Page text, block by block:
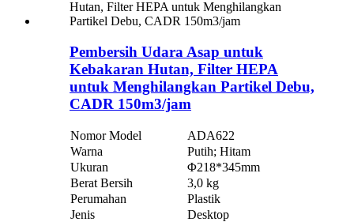
Pembersih Udara Asap untuk
Kebakaran Hutan, Filter HEPA
untuk Menghilangkan Partikel Debu,
CADR 150m3/jam
Nomor Model
ADA622
Warna
Putih; Hitam
Ukuran
Φ218*345mm
Berat Bersih
3,0 kg
Perumahan
Plastik
Jenis
Desktop